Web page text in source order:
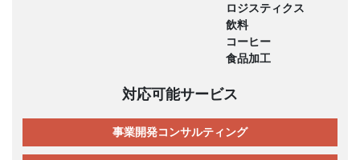
ロジスティクス
飲料
コーヒー
食品加工
対応可能サービス
事業開発コンサルティング